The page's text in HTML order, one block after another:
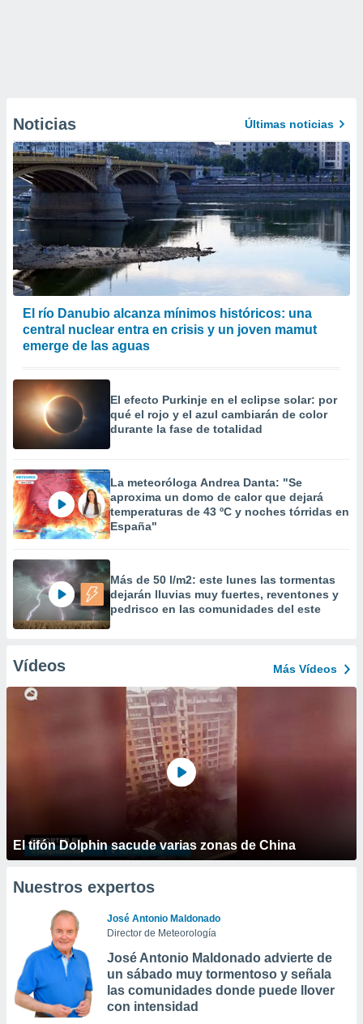
Noticias Últimas noticias
El río Danubio alcanza mínimos históricos: una
central nuclear entra en crisis y un joven mamut
emerge de las aguas
El efecto Purkinje en el eclipse solar: por
qué el rojo y el azul cambiarán de color
durante la fase de totalidad
La meteoróloga Andrea Danta: "Se
aproxima un domo de calor que dejará
temperaturas de 43 ºC y noches tórridas en
España"
Más de 50 l/m2: este lunes las tormentas
dejarán lluvias muy fuertes, reventones y
pedrisco en las comunidades del este
Vídeos Más Vídeos
El tifón Dolphin sacude varias zonas de China
Nuestros expertos
José Antonio Maldonado
Director de Meteorología
José Antonio Maldonado advierte de
un sábado muy tormentoso y señala
las comunidades donde puede llover
con intensidad